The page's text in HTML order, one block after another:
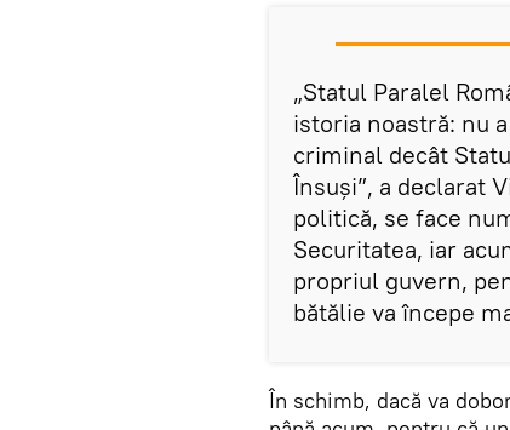
„Statul Paralel
istoria noastră: nu
criminal decât
Însuși”, a declarat
politică, se face
Securitatea, iar
propriul guvern,
bătălie va începe
În schimb, dacă va